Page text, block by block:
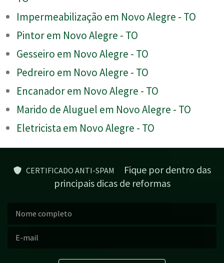
Impermeabilização em Novo Alegre - TO
Pintor em Novo Alegre - TO
Gesseiro em Novo Alegre - TO
Pedreiro em Novo Alegre - TO
Encanador em Novo Alegre - TO
Marido de Aluguel em Novo Alegre - TO
Eletricista em Novo Alegre - TO
CERTIFICADO ANTI-SPAM
Fique por dentro das
principais dicas de reformas